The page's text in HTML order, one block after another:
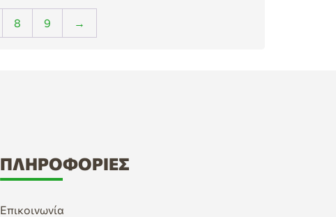
8 9 →
ΠΛΗΡΟΦΟΡΊΕΣ
Επικοινωνία